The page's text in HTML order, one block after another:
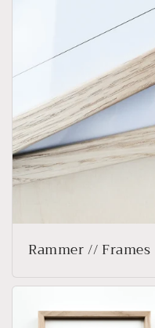
Rammer // Frames